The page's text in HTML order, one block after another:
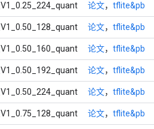
论文， tflite&pb
论文， tflite&pb
论文， tflite&pb
论文， tflite&pb
论文， tflite&pb
论文， tflite&pb